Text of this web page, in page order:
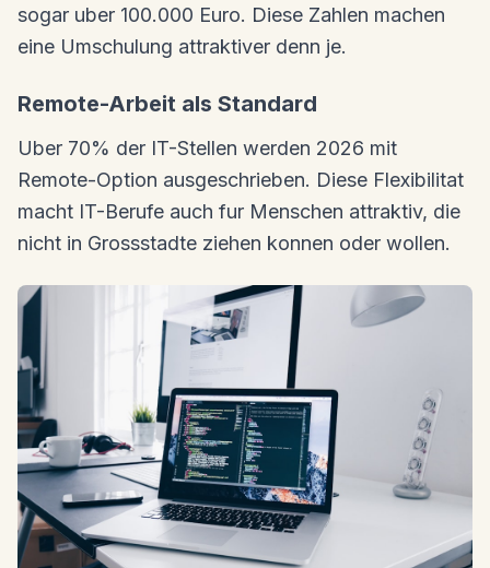
sogar uber 100.000 Euro. Diese Zahlen machen
eine Umschulung attraktiver denn je.
Remote-Arbeit als Standard
Uber 70% der IT-Stellen werden 2026 mit
Remote-Option ausgeschrieben. Diese Flexibilitat
macht IT-Berufe auch fur Menschen attraktiv, die
nicht in Grossstadte ziehen konnen oder wollen.